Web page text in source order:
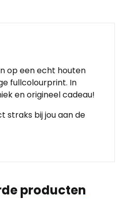
op een echt houten
fullcolourprint. In
en origineel cadeau!
straks bij jou aan de
producten